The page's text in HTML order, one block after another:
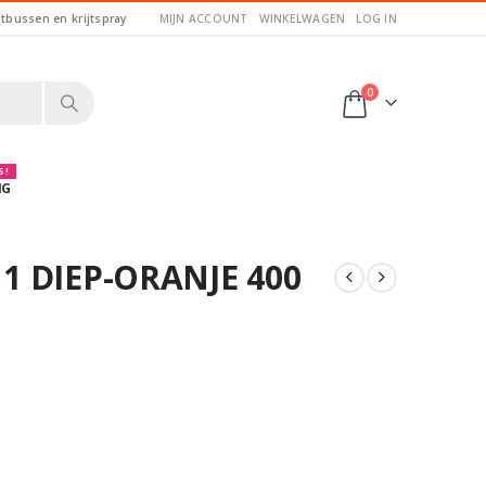
en krijtspray MIJN ACCOUNT WINKELWAGEN LOG IN
0
!
DIEP-ORANJE 400